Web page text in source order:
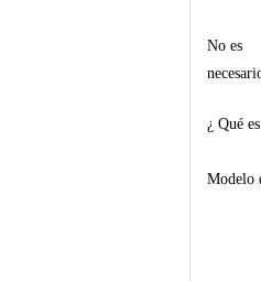
No es
¿ Qué
Modelo